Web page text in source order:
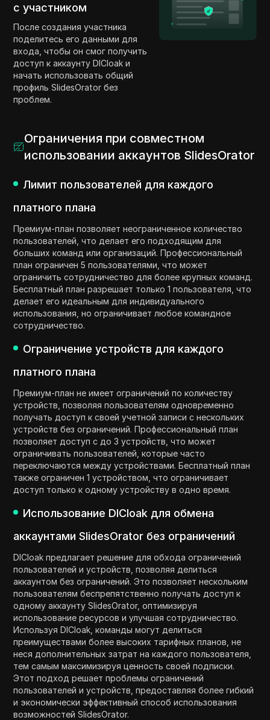
с участником
После создания участника
поделитесь его данными для
входа, чтобы он смог получить
доступ к аккаунту DICloak и
начать использовать общий
профиль SlidesOrator без
проблем.
Ограничения при совместном
использовании аккаунтов SlidesOrator
Лимит пользователей для каждого
платного плана
Премиум-план позволяет неограниченное количество
пользователей, что делает его подходящим для
больших команд или организаций. Профессиональный
план ограничен 5 пользователями, что может
ограничить сотрудничество для более крупных команд.
Бесплатный план разрешает только 1 пользователя, что
делает его идеальным для индивидуального
использования, но ограничивает любое командное
сотрудничество.
Ограничение устройств для каждого
платного плана
Премиум-план не имеет ограничений по количеству
устройств, позволяя пользователям одновременно
получать доступ к своей учетной записи с нескольких
устройств без ограничений. Профессиональный план
позволяет доступ с до 3 устройств, что может
ограничивать пользователей, которые часто
переключаются между устройствами. Бесплатный план
также ограничен 1 устройством, что ограничивает
доступ только к одному устройству в одно время.
Использование DICloak для обмена
аккаунтами SlidesOrator без ограничений
DICloak предлагает решение для обхода ограничений
пользователей и устройств, позволяя делиться
аккаунтом без ограничений. Это позволяет нескольким
пользователям беспрепятственно получать доступ к
одному аккаунту SlidesOrator, оптимизируя
использование ресурсов и улучшая сотрудничество.
Используя DICloak, команды могут делиться
преимуществами более высоких тарифных планов, не
неся дополнительных затрат на каждого пользователя,
тем самым максимизируя ценность своей подписки.
Этот подход решает проблемы ограничений
пользователей и устройств, предоставляя более гибкий
и экономически эффективный способ использования
возможностей SlidesOrator.